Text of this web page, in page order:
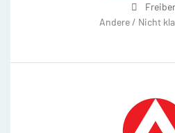
Andere / Nicht